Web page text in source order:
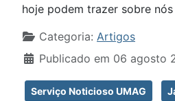
hoje podem trazer sobre
Detalhes
Categoria: Artigos
Publicado em 06 agosto
Serviço Noticioso UMAG